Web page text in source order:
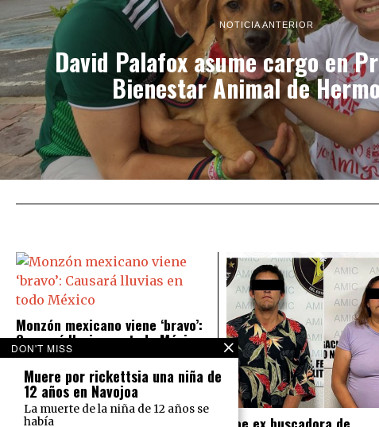
NOTICIA ANTERIOR
David Palafox asume cargo en
Bienestar Animal de
Monzón mexicano viene ‘bravo’:
Causará lluvias en todo México
El Servicio Meteorológico Nacional
prevé para este martes 16 de
agosto lluvias intensas en el norte
del país y lluvias muy fuertes en la
Cae ex buscadora de
DON'T MISS
Muere por rickettsia una niña de
12 años en Navojoa
La muerte de la niña de 12 años se
había